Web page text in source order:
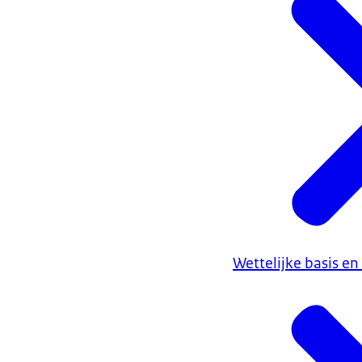
Wettelijke basis en